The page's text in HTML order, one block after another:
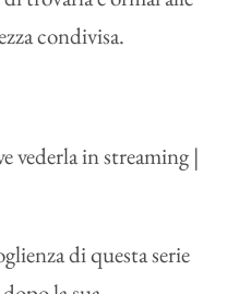
condivisa.
di questa serie